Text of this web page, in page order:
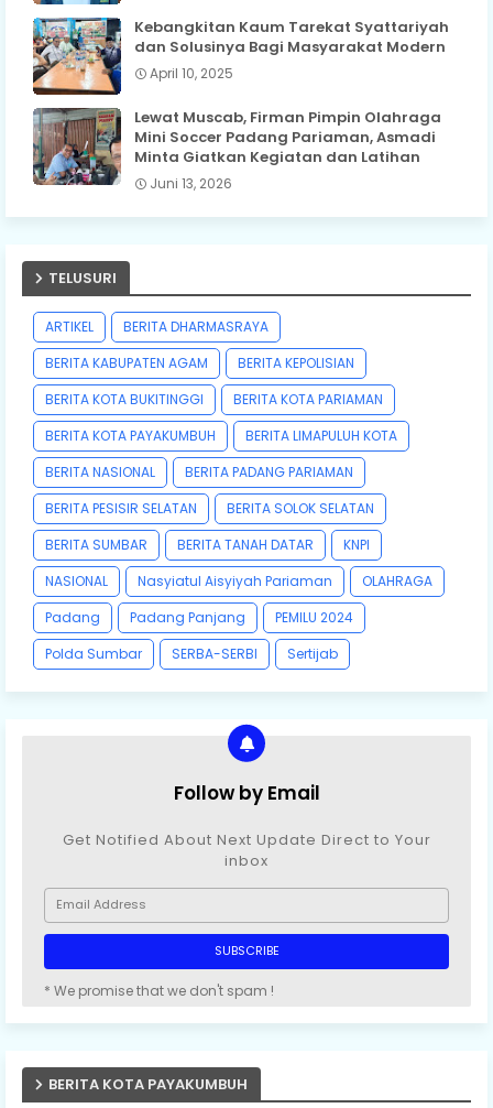
Kebangkitan Kaum Tarekat Syattariyah
dan Solusinya Bagi Masyarakat Modern
April 10, 2025
Lewat Muscab, Firman Pimpin Olahraga
Mini Soccer Padang Pariaman, Asmadi
Minta Giatkan Kegiatan dan Latihan
Juni 13, 2026
TELUSURI
ARTIKEL
BERITA DHARMASRAYA
BERITA KABUPATEN AGAM
BERITA KEPOLISIAN
BERITA KOTA BUKITINGGI
BERITA KOTA PARIAMAN
BERITA KOTA PAYAKUMBUH
BERITA LIMAPULUH KOTA
BERITA NASIONAL
BERITA PADANG PARIAMAN
BERITA PESISIR SELATAN
BERITA SOLOK SELATAN
BERITA SUMBAR
BERITA TANAH DATAR
KNPI
NASIONAL
Nasyiatul Aisyiyah Pariaman
OLAHRAGA
Padang
Padang Panjang
PEMILU 2024
Polda Sumbar
SERBA-SERBI Sertijab
Follow by Email
Get Notified About Next Update Direct to Your
inbox
* We promise that we don't spam !
BERITA KOTA PAYAKUMBUH